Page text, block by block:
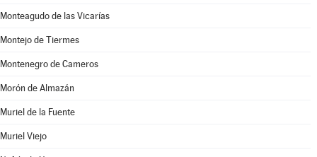
Monteagudo de las Vicarías
Montejo de Tiermes
Montenegro de Cameros
Morón de Almazán
Muriel de la Fuente
Muriel Viejo